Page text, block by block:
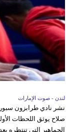
لندن - صوت الإمارات
نشر نادي طرابزون
صلاح يوثق اللحظات
الجماهير التي تنتظره